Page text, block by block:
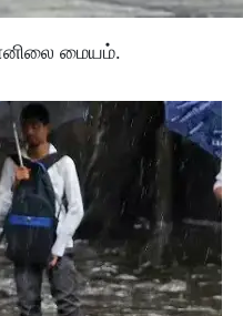
மையம்.